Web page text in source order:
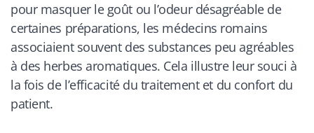
pour masquer le goût ou l’odeur désagréable de
certaines préparations, les médecins romains
associaient souvent des substances peu agréables
à des herbes aromatiques. Cela illustre leur souci à
la fois de l’efficacité du traitement et du confort du
patient.